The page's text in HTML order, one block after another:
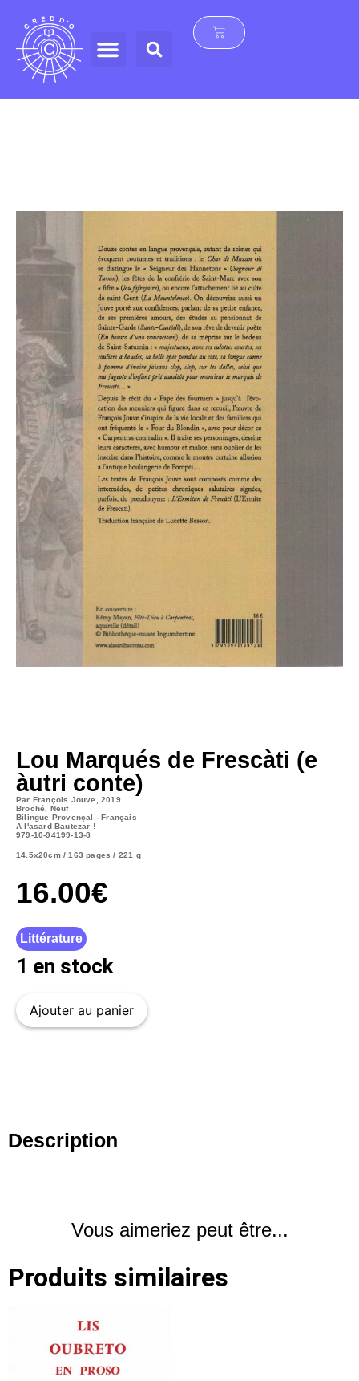
Lou Marqués de Frescàti (e
àutri conte)
Par François Jouve, 2019
Broché, Neuf
Bilingue Provençal - Français
A l'asard Bautezar !
979-10-94199-13-8
14.5x20cm / 163 pages / 221 g
16.00€
Littérature
1 en stock
Ajouter au panier
Description
Vous aimeriez peut être...
Produits similaires